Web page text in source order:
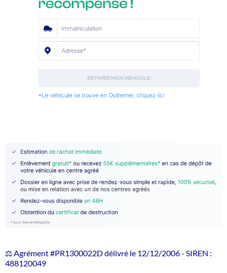
⚖️ Agrément #PR1300022D délivré le 12/12/2006 - SIREN :
488120049